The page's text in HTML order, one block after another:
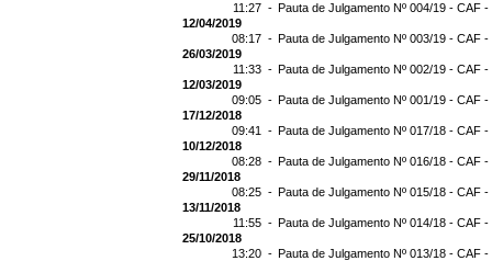
11:27 - Pauta de Julgamento Nº 004/19 - CAF
12/04/2019
08:17 - Pauta de Julgamento Nº 003/19 - CAF
26/03/2019
11:33 - Pauta de Julgamento Nº 002/19 - CAF
12/03/2019
09:05 - Pauta de Julgamento Nº 001/19 - CAF
17/12/2018
09:41 - Pauta de Julgamento Nº 017/18 - CAF
10/12/2018
08:28 - Pauta de Julgamento Nº 016/18 - CAF
29/11/2018
08:25 - Pauta de Julgamento Nº 015/18 - CAF
13/11/2018
11:55 - Pauta de Julgamento Nº 014/18 - CAF -
25/10/2018
13:20 - Pauta de Julgamento Nº 013/18 - CAF